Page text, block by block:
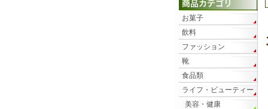
お菓子
飲料
ファッション
靴
食品類
ライフ・ビューティー
美容・健康